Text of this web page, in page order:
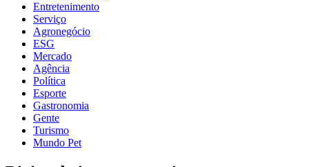
Entretenimento
Serviço
Agronegócio
ESG
Mercado
Agência
Política
Esporte
Gastronomia
Gente
Turismo
Mundo Pet